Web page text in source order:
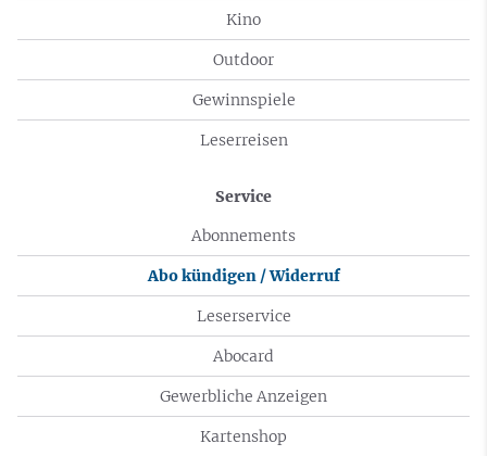
Kino
Outdoor
Gewinnspiele
Leserreisen
Service
Abonnements
Abo kündigen / Widerruf
Leserservice
Abocard
Gewerbliche Anzeigen
Kartenshop